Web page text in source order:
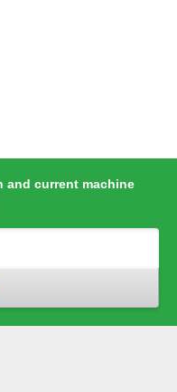
and current machine